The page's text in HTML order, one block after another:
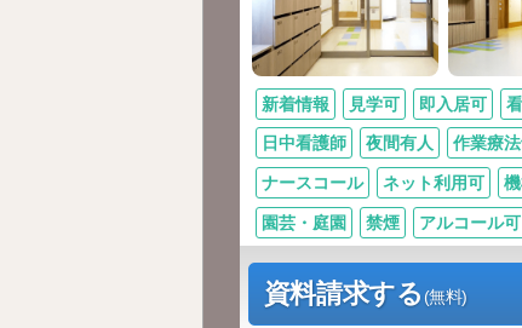
新着情報 見学可 即入居可
日中看護師 夜間有人 作業療
ナースコール ネット利用可
園芸・庭園 禁煙 アルコール可
資料請求する(無料)